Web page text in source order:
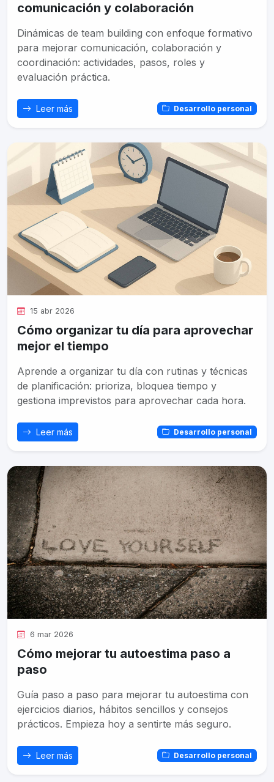
comunicación y colaboración
Dinámicas de team building con enfoque formativo
para mejorar comunicación, colaboración y
coordinación: actividades, pasos, roles y
evaluación práctica.
Leer más Desarrollo personal
15 abr 2026
Cómo organizar tu día para aprovechar
mejor el tiempo
Aprende a organizar tu día con rutinas y técnicas
de planificación: prioriza, bloquea tiempo y
gestiona imprevistos para aprovechar cada hora.
Leer más Desarrollo personal
6 mar 2026
Cómo mejorar tu autoestima paso a
paso
Guía paso a paso para mejorar tu autoestima con
ejercicios diarios, hábitos sencillos y consejos
prácticos. Empieza hoy a sentirte más seguro.
Leer más Desarrollo personal